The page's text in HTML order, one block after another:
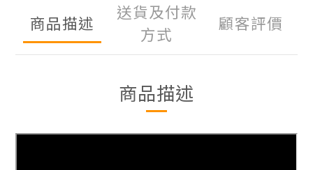
商品描述
送貨及付款
方式
顧客評價
商品描述